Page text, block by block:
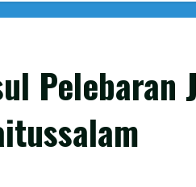
Pelebaran